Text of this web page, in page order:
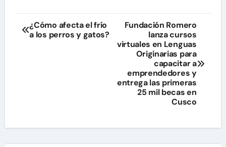
Navegación
de
¿Cómo afecta el frío
a los perros y gatos?
Fundación Romero
lanza cursos
virtuales en Lenguas
Originarias para
capacitar a
emprendedores y
entrega las primeras
25 mil becas en
Cusco